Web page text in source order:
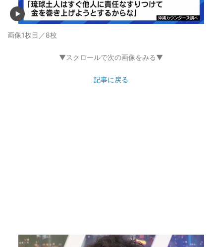
画像1枚目／8枚
▼スクロールで次の画像をみる▼
記事に戻る